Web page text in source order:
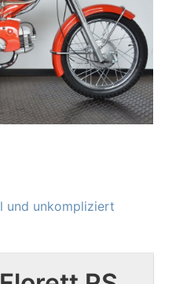
und unkompliziert